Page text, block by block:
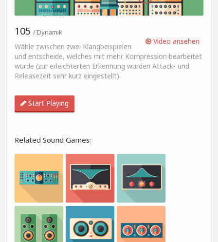
Video ansehen
105 / Dynamik
Wähle zwischen zwei Klangbeispielen
und entscheide, welches mit mehr Kompression bearbeitet
wurde (zur erleichterten Erkennung wurden Attack- und
Releasezeit sehr kurz eingestellt).
Start Playing
Related Sound Games: